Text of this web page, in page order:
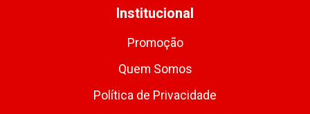
Institucional
Promoção
Quem Somos
Política de Privacidade